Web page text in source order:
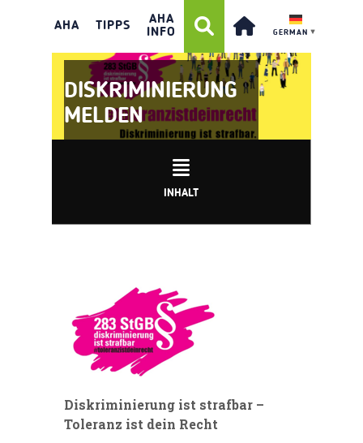
AHA TIPPS
AHA
INFO
GERMAN ▼
DISKRIMINIERUNG
MELDEN
INHALT
Diskriminierung ist strafbar –
Toleranz ist dein Recht